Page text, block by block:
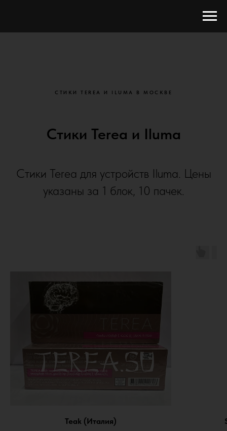
СТИКИ TEREA И ILUMA В МОСКВЕ
Стики Terea и Iluma
Стики Terea для устройств Iluma. Цены
указаны за 1 блок, 10 пачек.
Teak (Италия)